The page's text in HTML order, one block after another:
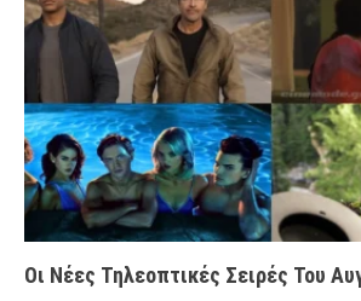
Οι Νέες Τηλεοπτικές Σειρές Του